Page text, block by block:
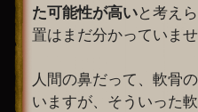
た可能性が高いと考え
置はまだ分かっていませ
人間の鼻だって、軟骨
いますが、そういった